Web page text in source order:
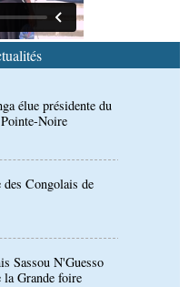
élue présidente du
Noire
Congolais de
Sassou N'Guesso
Grande foire
chercheurs